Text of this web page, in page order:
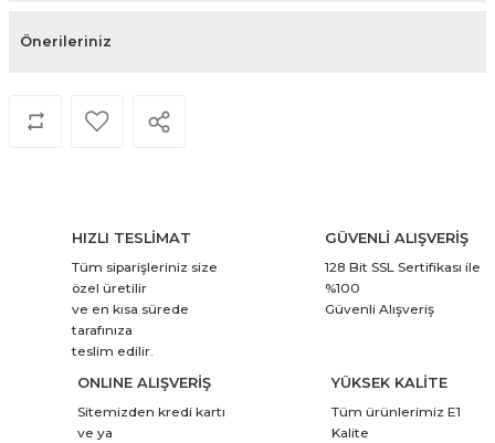
Önerileriniz
HIZLI TESLİMAT
Tüm siparişleriniz size
özel üretilir
ve en kısa sürede
tarafınıza
teslim edilir.
GÜVENLİ ALIŞVERİŞ
128 Bit SSL Sertifikası ile
%100
Güvenli Alışveriş
ONLINE ALIŞVERİŞ
Sitemizden kredi kartı
ve ya
YÜKSEK KALİTE
Tüm ürünlerimiz E1
Kalite